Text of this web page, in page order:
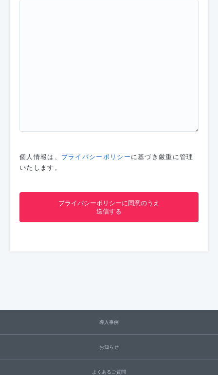
個人情報は、 プライバシーポリシーに基づき厳重に管理
いたします。
導入事例
お知らせ
よくあるご質問